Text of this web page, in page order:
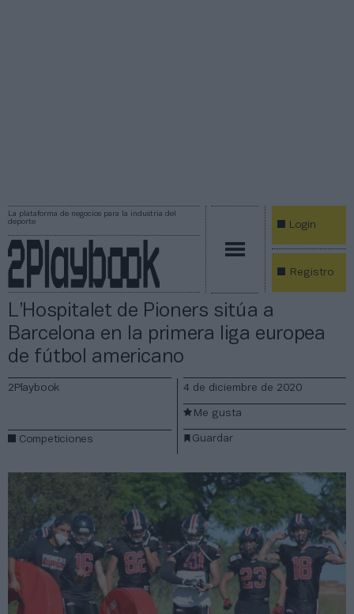
La plataforma de negocios para la industria del
deporte
Login
Registro
L’Hospitalet de Pioners sitúa a
Barcelona en la primera liga europea
de fútbol americano
2Playbook
Competiciones
4 de diciembre de 2020
Guardar
Me gusta